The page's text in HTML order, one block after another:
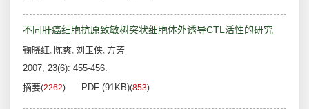
不同肝癌细胞抗原致敏树突状细胞体外诱导CTL活性的研究
鞠晓红, 陈爽, 刘玉侠, 方芳
2007, 23(6): 455-456.
摘要(2262) PDF (91KB)(853)